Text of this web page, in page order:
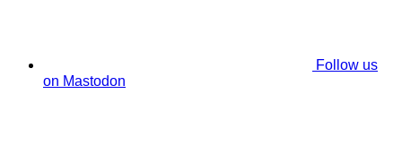
Follow us
on Mastodon